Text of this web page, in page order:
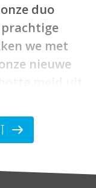
duo
we met
nieuwe
vatten, er
en